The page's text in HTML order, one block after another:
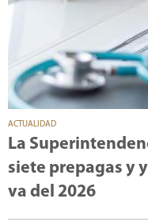
ACTUALIDAD
La
siete prepagas y
va del 2026